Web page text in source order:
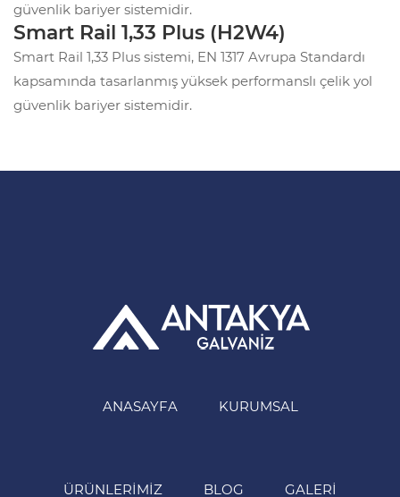
güvenlik bariyer sistemidir.
Smart Rail 1,33 Plus (H2W4)
Smart Rail 1,33 Plus sistemi, EN 1317 Avrupa Standardı
kapsamında tasarlanmış yüksek performanslı çelik yol
güvenlik bariyer sistemidir.
ANASAYFA KURUMSAL
ÜRÜNLERIMIZ BLOG GALERI